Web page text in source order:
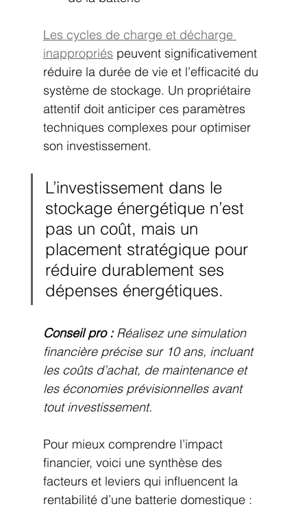
Les cycles de charge et décharge
inappropriés peuvent significativement
réduire la durée de vie et l’efficacité du
système de stockage. Un propriétaire
attentif doit anticiper ces paramètres
techniques complexes pour optimiser
son investissement.
L’investissement dans le
stockage énergétique n’est
pas un coût, mais un
placement stratégique pour
réduire durablement ses
dépenses énergétiques.
Conseil pro : Réalisez une simulation
financière précise sur 10 ans, incluant
les coûts d’achat, de maintenance et
les économies prévisionnelles avant
tout investissement.
Pour mieux comprendre l’impact
financier, voici une synthèse des
facteurs et leviers qui influencent la
rentabilité d’une batterie domestique :